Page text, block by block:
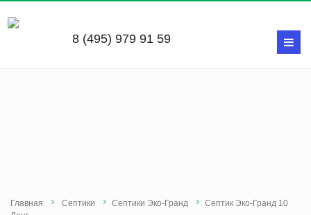
8 (495) 979 91 59
Главная Септики Септики Эко-Гранд
Септик Эко-Гранд 10